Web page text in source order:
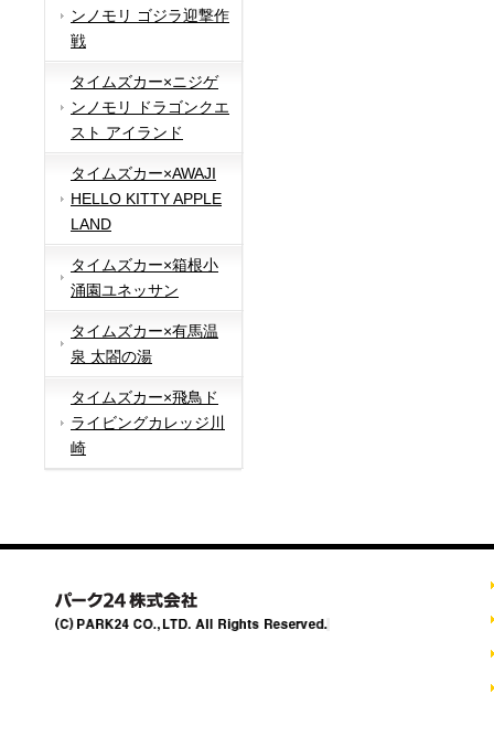
ンノモリ ゴジラ迎撃作
戦
タイムズカー×ニジゲ
ンノモリ ドラゴンクエ
スト アイランド
タイムズカー×AWAJI
HELLO KITTY APPLE
LAND
タイムズカー×箱根小
涌園ユネッサン
タイムズカー×有馬温
泉 太閤の湯
タイムズカー×飛鳥ド
ライビングカレッジ川
崎